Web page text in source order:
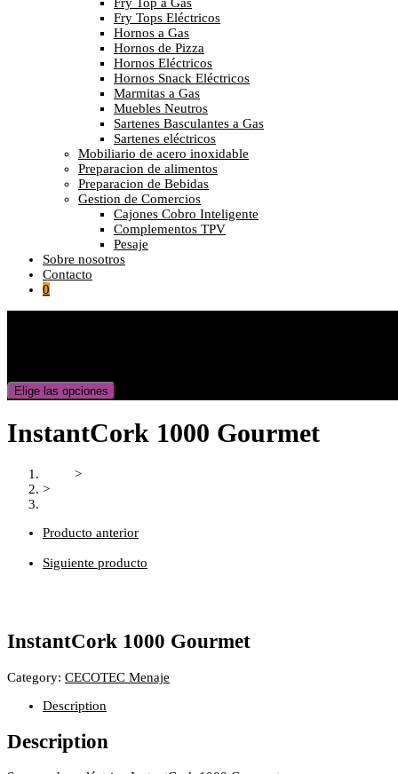
Fry Tops Eléctricos
Hornos a Gas
Hornos de Pizza
Hornos Eléctricos
Hornos Snack Eléctricos
Marmitas a Gas
Muebles Neutros
Sartenes Basculantes a Gas
Sartenes eléctricos
Mobiliario de acero inoxidable
Preparacion de alimentos
Preparacion de Bebidas
Gestion de Comercios
Cajones Cobro Inteligente
Complementos TPV
Pesaje
Sobre nosotros
Contacto
0
Elige las opciones
InstantCork 1000 Gourmet
>
>
Producto anterior
Siguiente producto
InstantCork 1000 Gourmet
Category: CECOTEC Menaje
Description
Description